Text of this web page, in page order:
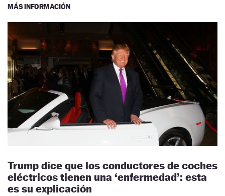
MÁS INFORMACIÓN
Trump dice que los conductores de coches
eléctricos tienen una ‘enfermedad’: esta
es su explicación